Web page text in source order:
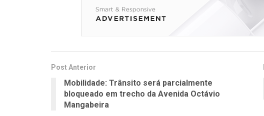
Post Anterior
Mobilidade: Trânsito será parcialmente
bloqueado em trecho da Avenida Octávio
Mangabeira